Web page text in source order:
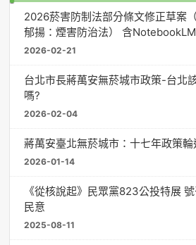
2026菸害防制法部分條文修正草案
郁揚：煙害防治法） 含
2026-02-21
台北市長蔣萬安無菸城市政策-台北
嗎?
2026-02-04
蔣萬安臺北無菸城市：十七年政策輪
2026-01-14
《從核說起》民眾黨823公投特展
民意
2025-08-11